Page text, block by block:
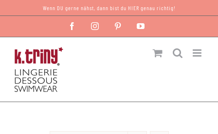
Inhalt
Wenn DU gerne nähst, dann bist du HIER genau richtig!
FacebookInstagramPinterest